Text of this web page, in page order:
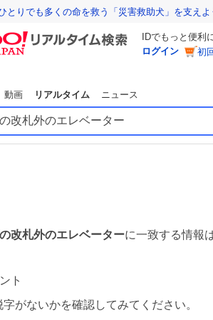
とりでも多くの命を救う「災害救助犬」を支えよ
IDでもっと便利
ログイン
初
動画 リアルタイム ニュース
改札外のエレベーターに一致する情報
ト
がないかを確認してみてください。